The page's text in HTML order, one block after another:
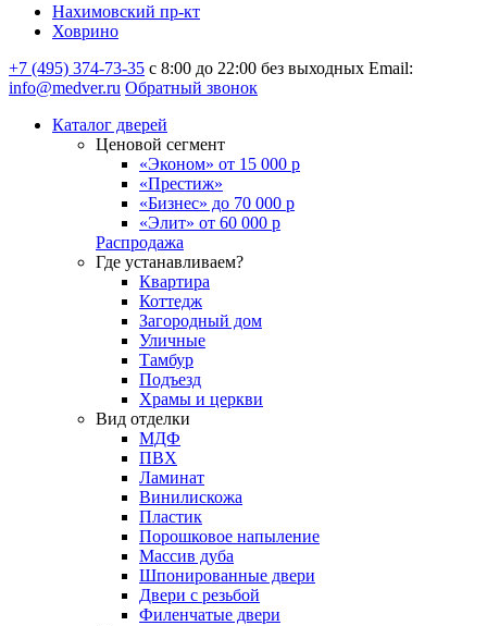
Нахимовский пр-кт
Ховрино
+7 (495) 374-73-35 с 8:00 до 22:00 без выходных Email:
info@medver.ru Обратный звонок
Каталог дверей
Ценовой сегмент
«Эконом» от 15 000 р
«Престиж»
«Бизнес» до 70 000 р
«Элит» от 60 000 р
Распродажа
Где устанавливаем?
Квартира
Коттедж
Загородный дом
Уличные
Тамбур
Подъезд
Храмы и церкви
Вид отделки
МДФ
ПВХ
Ламинат
Винилискожа
Пластик
Порошковое напыление
Массив дуба
Шпонированные двери
Двери с резьбой
Филенчатые двери